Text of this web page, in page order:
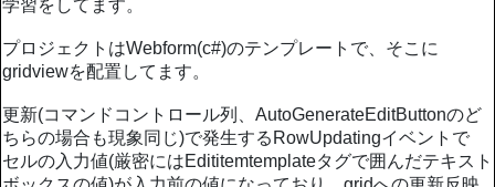
学習をしてます。
プロジェクトはWebform(c#)のテンプレートで、そこに
gridviewを配置してます。
更新(コマンドコントロール列、AutoGenerateEditButtonのど
ちらの場合も現象同じ)で発生するRowUpdatingイベントで
セルの入力値(厳密にはEdititemtemplateタグで囲んだテキスト